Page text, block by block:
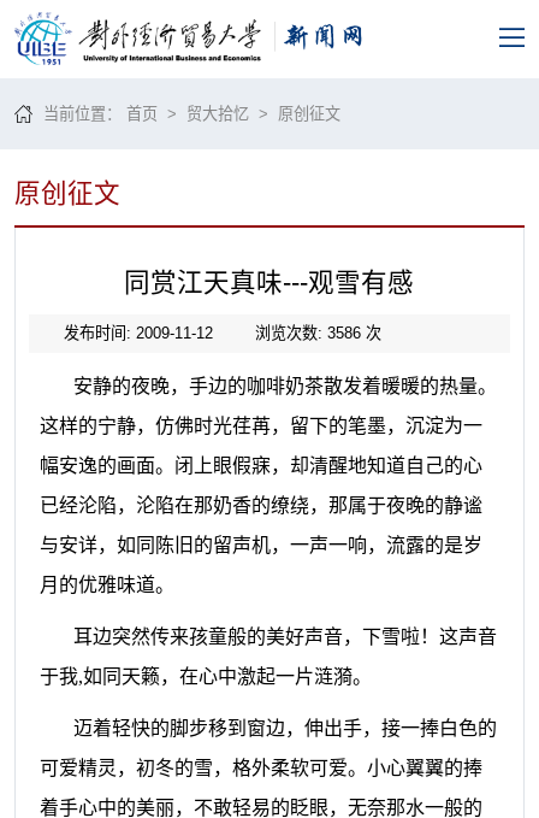
当前位置：首页 > 贸大拾忆 > 原创征文
原创征文
同赏江天真味---观雪有感
发布时间: 2009-11-12 浏览次数: 3586次
安静的夜晚，手边的咖啡奶茶散发着暖暖的热量。
这样的宁静， 仿佛时光荏苒，留下的笔墨，沉淀为一
幅安逸的画面。闭上眼假寐，却清醒地知道自己的心
已经沦陷，沦陷在那奶香的缭绕，那属于夜晚的静谧
与安详，如同陈旧的留声机，一声一响，流露的是岁
月的优雅味道。
耳边突然传来孩童般的美好声音，下雪啦！这声音
于我,如同天籁，在心中激起一片涟漪。
迈着轻快的脚步移到窗边，伸出手，接一捧白色的
可爱精灵，初冬的雪，格外柔软可爱。小心翼翼的捧
着手心中的美丽，不敢轻易的眨眼，无奈那水一般的